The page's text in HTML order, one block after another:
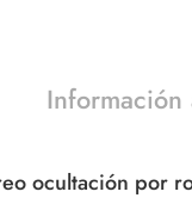
ocultación por